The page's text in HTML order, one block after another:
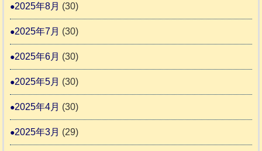
2025年8月 (30)
2025年7月 (30)
2025年6月 (30)
2025年5月 (30)
2025年4月 (30)
2025年3月 (29)